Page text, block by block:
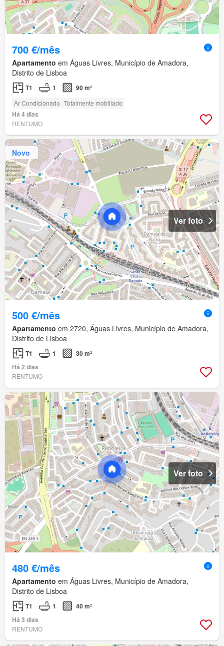
700 €/mês
Apartamento em Águas Livres, Município de Amadora,
Distrito de Lisboa
T1 1 90 m²
Ar Condicionado Totalmente mobiliado
Há 4 dias
RENTUMO
Novo
Ver foto
500 €/mês
Apartamento em 2720, Águas Livres, Município de Amadora,
Distrito de Lisboa
T1 1
30 m²
Há 2 dias
RENTUMO
Ver foto
480 €/mês
Apartamento em Águas Livres, Município de Amadora,
Distrito de Lisboa
T1 1
40 m²
Há 3 dias
RENTUMO